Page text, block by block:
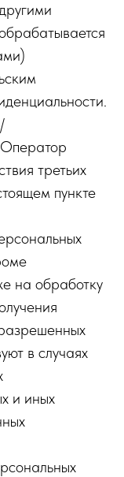
третьих
пункте
на обработку
в случаях
и иных